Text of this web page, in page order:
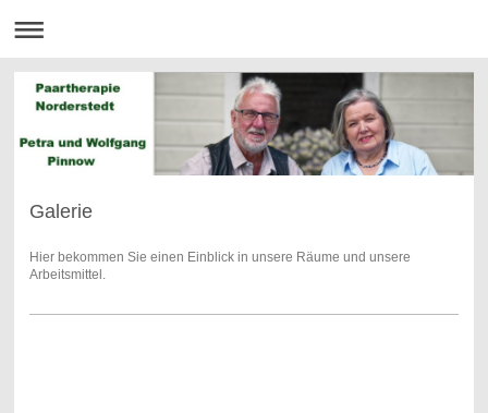
Galerie
Hier bekommen Sie einen Einblick in unsere Räume und unsere
Arbeitsmittel.